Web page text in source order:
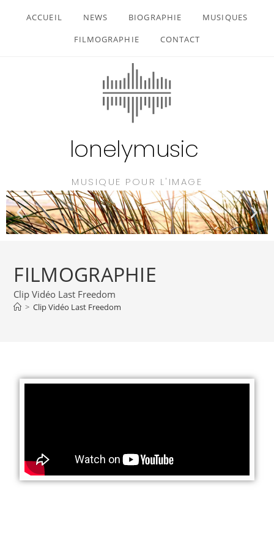
ACCUEIL NEWS BIOGRAPHIE
MUSIQUES
FILMOGRAPHIE
CONTACT
lonelymusic
MUSIQUE POUR L'IMAGE
FILMOGRAPHIE
Clip Vidéo Last Freedom
> Clip Vidéo Last Freedom